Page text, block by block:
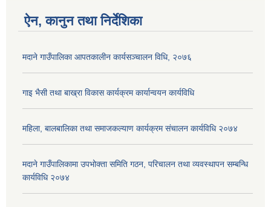
ऐन, कानुन तथा निर्देशिका
मदाने गाउँपालिका आपतकालीन कार्यसञ्चालन विधि, २०७६
गाइ भैसी तथा बाख्रा विकास कार्यक्रम कार्यान्वयन कार्यविधि
महिला, बालबालिका तथा समाजकल्याण कार्यक्रम संचालन कार्यविधि २०७४
मदाने गाउँपालिकामा उपभोक्ता समिति गठन, परिचालन तथा व्यवस्थापन सम्बन्धि
कार्यविधि २०७४